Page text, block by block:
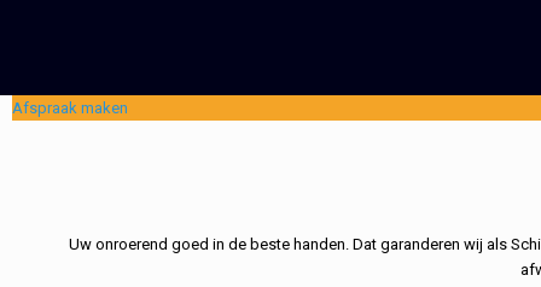
Afspraak maken
Uw onroerend goed in de beste handen. Dat garanderen wij als